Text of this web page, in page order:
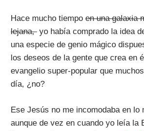
Hace mucho tiempoen una galaxia
lejana,yo había comprado la idea
una especie de genio mágico
los deseos de la gente que crea en
evangelio super-popular que
día, ¿no?
Ese Jesús no me incomodaba en lo
aunque de vez en cuando yo leía la